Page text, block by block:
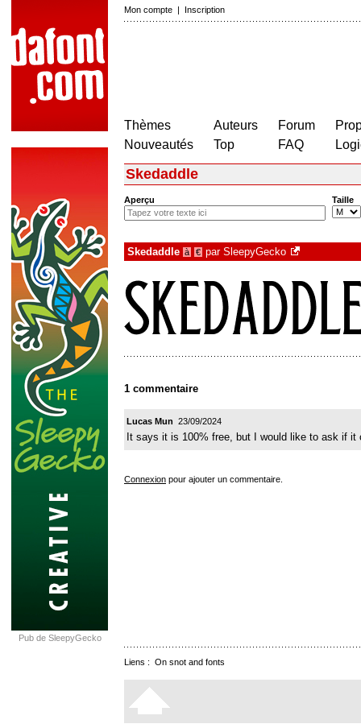
Mon compte | Inscription
Thèmes
Nouveautés
Auteurs
Top
Forum
FAQ
Pub de SleepyGecko
Skedaddle
Aperçu Taille
Skedaddle à € par SleepyGecko
1 commentaire
Lucas Mun 23/09/2024
It says it is 100% free, but I would like to ask if it
Connexion pour ajouter un commentaire.
Liens : On snot and fonts